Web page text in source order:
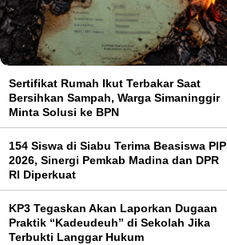
Sertifikat Rumah Ikut Terbakar Saat
Bersihkan Sampah, Warga Simaninggir
Minta Solusi ke BPN
154 Siswa di Siabu Terima Beasiswa PIP
2026, Sinergi Pemkab Madina dan DPR
RI Diperkuat
KP3 Tegaskan Akan Laporkan Dugaan
Praktik “Kadeudeuh” di Sekolah Jika
Terbukti Langgar Hukum